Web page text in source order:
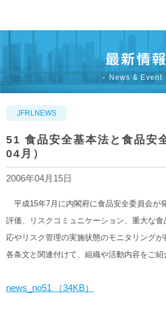
News & Event
JFRLNEWS
51 食品安全基本法と食品安
04月）
2006年04月15日
平成15年7月に内閣府に食品安全委員会が
評価、リスクコミュニケーション、重大な
応やリスク管理の実施状態のモニタリング
各条文と関連付けて、組織や活動内容をご紹
news_no51 （34KB）